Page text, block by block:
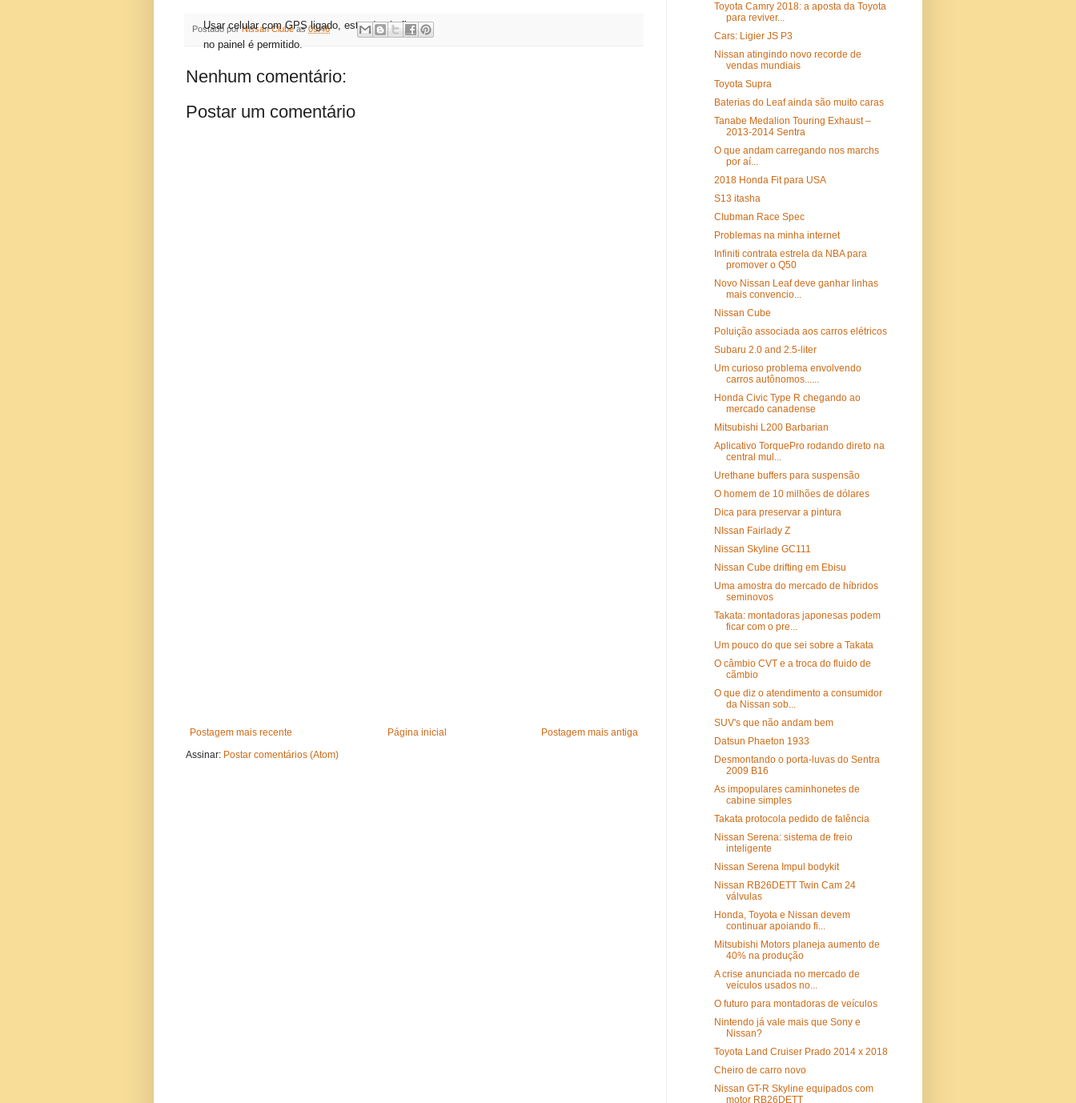
Usar celular com GPS ligado, estando ele fixo
no painel é permitido.
Postado porNissan Clube às09:46
Nenhum comentário:
Postar um comentário
Postagem mais recente Postagem mais antiga
Página inicial
Assinar: Postar comentários (Atom)
Toyota Camry 2018: a aposta da Toyota
para reviver...
Cars: Ligier JS P3
Nissan atingindo novo recorde de
vendas mundiais
Toyota Supra
Baterias do Leaf ainda são muito caras
Tanabe Medalion Touring Exhaust –
2013-2014 Sentra
O que andam carregando nos marchs
por aí...
2018 Honda Fit para USA
S13 itasha
Clubman Race Spec
Problemas na minha internet
Infiniti contrata estrela da NBA para
promover o Q50
Novo Nissan Leaf deve ganhar linhas
mais convencio...
Nissan Cube
Poluição associada aos carros elétricos
Subaru 2.0 and 2.5-liter
Um curioso problema envolvendo
carros autônomos......
Honda Civic Type R chegando ao
mercado canadense
Mitsubishi L200 Barbarian
Aplicativo TorquePro rodando direto na
central mul...
Urethane buffers para suspensão
O homem de 10 milhões de dólares
Dica para preservar a pintura
NIssan Fairlady Z
Nissan Skyline GC111
Nissan Cube drifting em Ebisu
Uma amostra do mercado de híbridos
seminovos
Takata: montadoras japonesas podem
ficar com o pre...
Um pouco do que sei sobre a Takata
O câmbio CVT e a troca do fluido de
cãmbio
O que diz o atendimento a consumidor
da Nissan sob...
SUV's que não andam bem
Datsun Phaeton 1933
Desmontando o porta-luvas do Sentra
2009 B16
As impopulares caminhonetes de
cabine simples
Takata protocola pedido de falência
Nissan Serena: sistema de freio
inteligente
Nissan Serena Impul bodykit
Nissan RB26DETT Twin Cam 24
válvulas
Honda, Toyota e Nissan devem
continuar apoiando fi...
Mitsubishi Motors planeja aumento de
40% na produção
A crise anunciada no mercado de
veículos usados no...
O futuro para montadoras de veículos
Nintendo já vale mais que Sony e
Nissan?
Toyota Land Cruiser Prado 2014 x 2018
Cheiro de carro novo
Nissan GT-R Skyline equipados com
motor RB26DETT